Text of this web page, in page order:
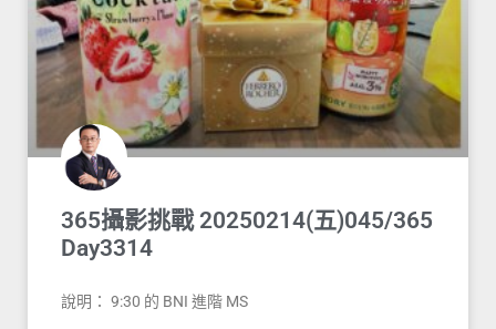
365攝影挑戰 20250214(五)045/365
Day3314
說明： 9:30 的 BNI 進階 MS